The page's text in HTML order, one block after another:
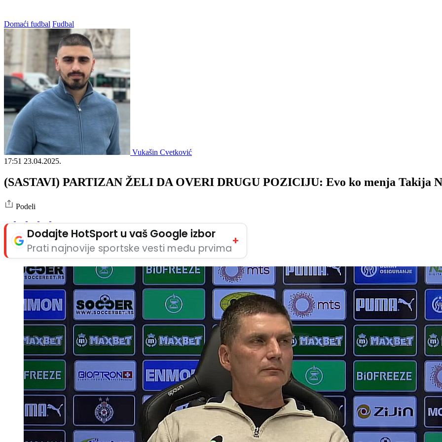
Domaći fudbal Fudbal
Vukašin Cvetković
17:51 23.04.2025.
(SASTAVI) PARTIZAN ŽELI DA OVERI DRUGU POZICIJU: Evo ko menja Takija
Podeli
Dodajte HotSport u vaš Google izbor
Prati najnovije sportske vesti među prvima
+